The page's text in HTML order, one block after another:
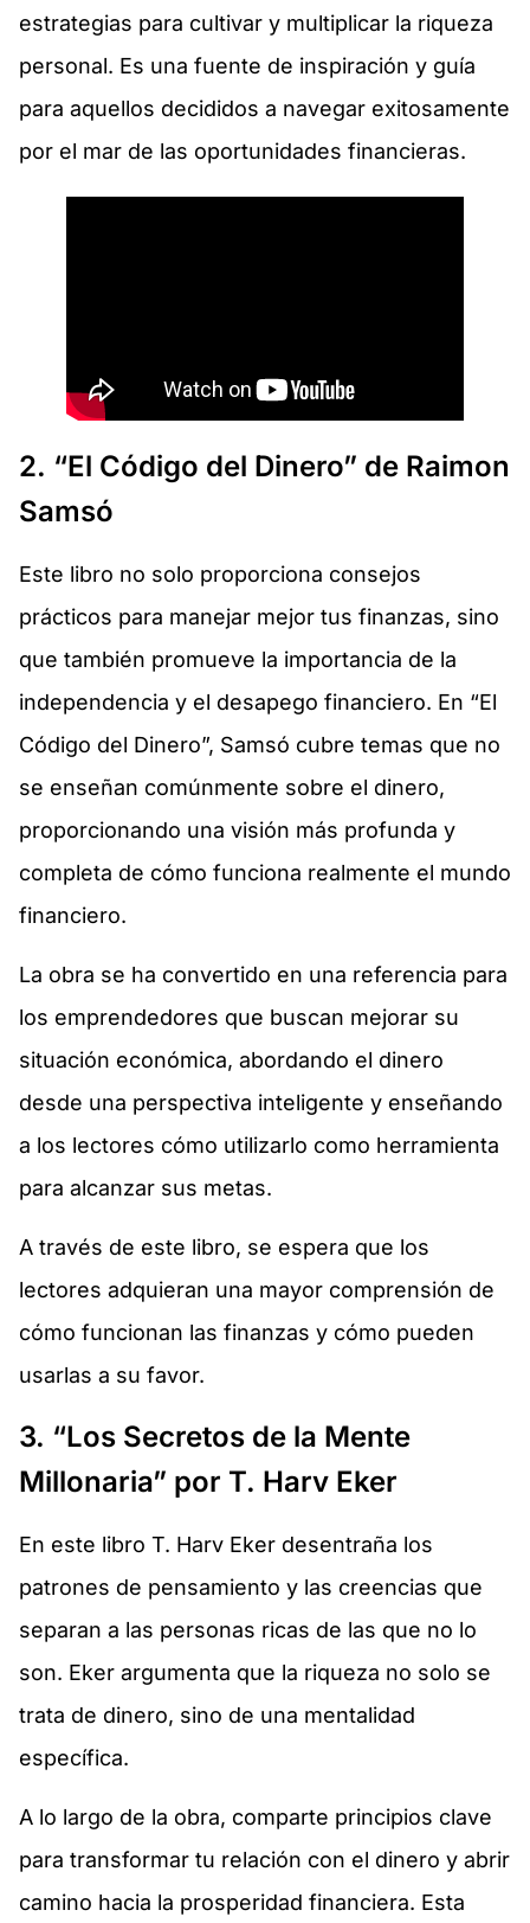
estrategias para cultivar y multiplicar la riqueza
personal. Es una fuente de inspiración y guía
para aquellos decididos a navegar exitosamente
por el mar de las oportunidades financieras.
2. “El Código del Dinero” de Raimon
Samsó
Este libro no solo proporciona consejos
prácticos para manejar mejor tus finanzas, sino
que también promueve la importancia de la
independencia y el desapego financiero. En “El
Código del Dinero”, Samsó cubre temas que no
se enseñan comúnmente sobre el dinero,
proporcionando una visión más profunda y
completa de cómo funciona realmente el mundo
financiero.
La obra se ha convertido en una referencia para
los emprendedores que buscan mejorar su
situación económica, abordando el dinero
desde una perspectiva inteligente y enseñando
a los lectores cómo utilizarlo como herramienta
para alcanzar sus metas.
A través de este libro, se espera que los
lectores adquieran una mayor comprensión de
cómo funcionan las finanzas y cómo pueden
usarlas a su favor.
3. “Los Secretos de la Mente
Millonaria” por T. Harv Eker
En este libro T. Harv Eker desentraña los
patrones de pensamiento y las creencias que
separan a las personas ricas de las que no lo
son. Eker argumenta que la riqueza no solo se
trata de dinero, sino de una mentalidad
específica.
A lo largo de la obra, comparte principios clave
para transformar tu relación con el dinero y abrir
camino hacia la prosperidad financiera. Esta